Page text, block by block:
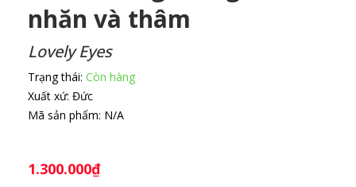
nhăn và thâm
Lovely Eyes
Trạng thái: Còn hàng
Xuất xứ: Đức
Mã sản phẩm: N/A
1.300.000₫